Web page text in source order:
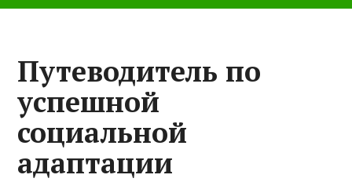
Путеводитель по
успешной
социальной
адаптации